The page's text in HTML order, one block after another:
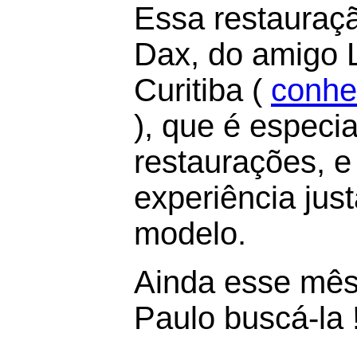
Essa
Dax, do amigo
Curitiba (
), que é
restaurações,
experiência
modelo.
Ainda esse
Paulo buscá-la